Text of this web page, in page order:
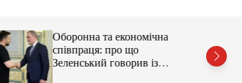
к
Оборонна та економічна
співпраця: про що
Зеленський говорив із